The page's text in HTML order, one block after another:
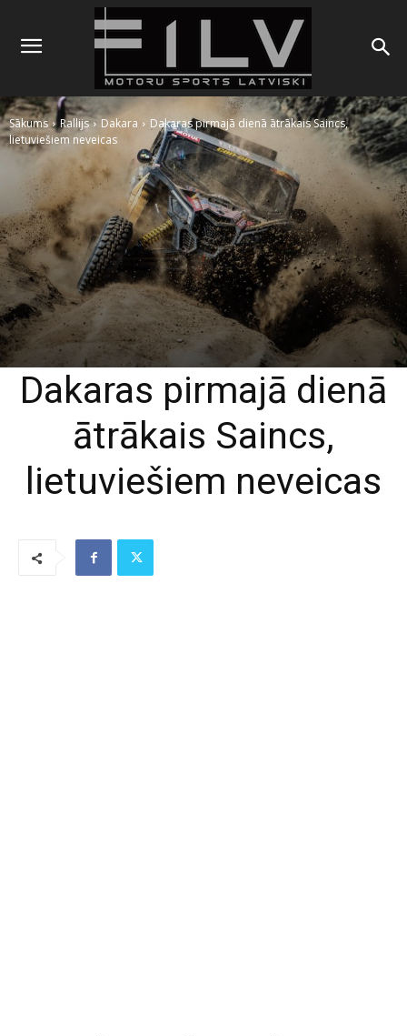
Sākums Rallijs Dakara
Dakaras pirmajā dienā ātrākais Saincs,
lietuviešiem neveicas
Dakaras pirmajā dienā
ātrākais Saincs,
lietuviešiem neveicas